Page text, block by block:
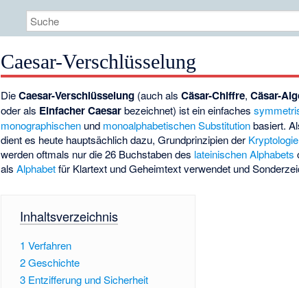
Caesar-Verschlüsselung
DieCaesar-Verschlüsselung (auch alsCäsar-Chiffre,Cäsar-
oder als Einfacher Caesarbezeichnet) ist ein einfaches
monographischen und monoalphabetischen Substitutionbasiert.
dient es heute hauptsächlich dazu, Grundprinzipien der Kryptologie
werden oftmals nur die 26 Buchstaben des lateinischen Alphabets
alsAlphabetfür Klartext und Geheimtext verwendet und
Inhaltsverzeichnis
1 Verfahren
2Geschichte
3 Entzifferung und Sicherheit